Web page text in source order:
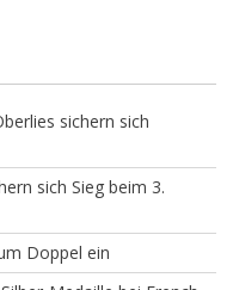
sichern sich
sich Sieg beim 3.
Doppel ein